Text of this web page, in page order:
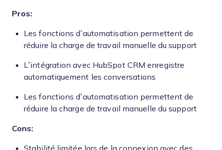
Pros:
Les fonctions d’automatisation permettent de
réduire la charge de travail manuelle du support
L’intégration avec HubSpot CRM enregistre
automatiquement les conversations
Les fonctions d’automatisation permettent de
réduire la charge de travail manuelle du support
Cons:
Stabilité limitée lors de la connexion avec des